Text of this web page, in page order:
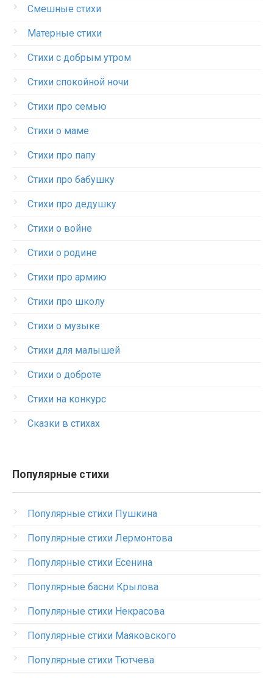
Смешные стихи
Матерные стихи
Стихи с добрым утром
Стихи спокойной ночи
Стихи про семью
Стихи о маме
Стихи про папу
Стихи про бабушку
Стихи про дедушку
Стихи о войне
Стихи о родине
Стихи про армию
Стихи про школу
Стихи о музыке
Стихи для малышей
Стихи о доброте
Стихи на конкурс
Сказки в стихах
Популярные стихи
Популярные стихи Пушкина
Популярные стихи Лермонтова
Популярные стихи Есенина
Популярные басни Крылова
Популярные стихи Некрасова
Популярные стихи Маяковского
Популярные стихи Тютчева